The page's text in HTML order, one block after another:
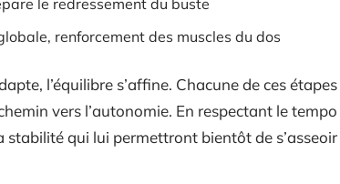
le redressement du buste
renforcement des muscles du dos
l’équilibre s’affine. Chacune de ces étapes
vers l’autonomie. En respectant le tempo
qui lui permettront bientôt de s’asseoir